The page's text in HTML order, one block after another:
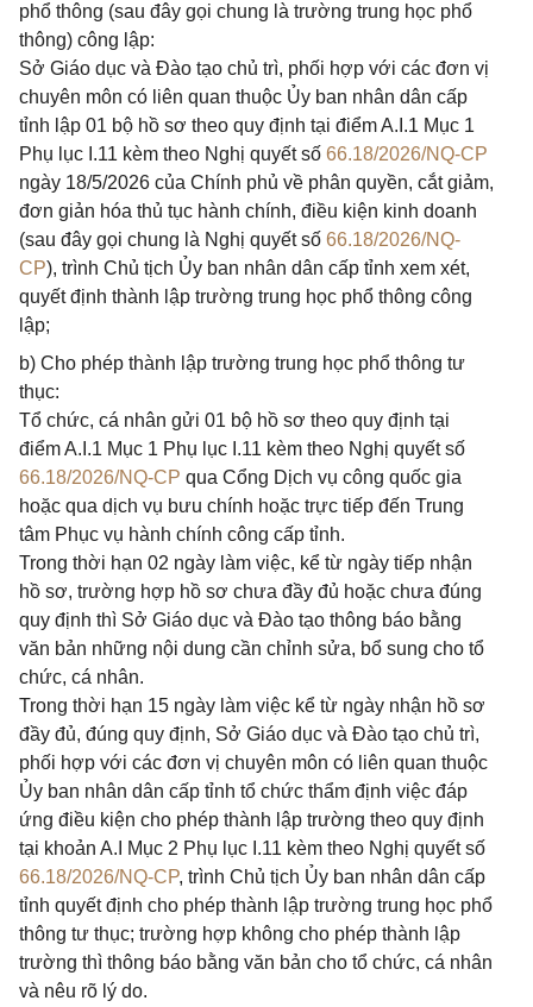
phổ thông (sau đây gọi chung là trường trung học phổ
thông) công lập:
Sở Giáo dục và Đào tạo chủ trì, phối hợp với các đơn vị
chuyên môn có liên quan thuộc Ủy ban nhân dân cấp
tỉnh lập 01 bộ hồ sơ theo quy định tại điểm A.I.1 Mục 1
Phụ lục I.11 kèm theo Nghị quyết số 66.18/2026/NQ-CP
ngày 18/5/2026 của Chính phủ về phân quyền, cắt giảm,
đơn giản hóa thủ tục hành chính, điều kiện kinh doanh
(sau đây gọi chung là Nghị quyết số 66.18/2026/NQ-
CP), trình Chủ tịch Ủy ban nhân dân cấp tỉnh xem xét,
quyết định thành lập trường trung học phổ thông công
lập;
b) Cho phép thành lập trường trung học phổ thông tư
thục:
Tổ chức, cá nhân gửi 01 bộ hồ sơ theo quy định tại
điểm A.I.1 Mục 1 Phụ lục I.11 kèm theo Nghị quyết số
66.18/2026/NQ-CP qua Cổng Dịch vụ công quốc gia
hoặc qua dịch vụ bưu chính hoặc trực tiếp đến Trung
tâm Phục vụ hành chính công cấp tỉnh.
Trong thời hạn 02 ngày làm việc, kể từ ngày tiếp nhận
hồ sơ, trường hợp hồ sơ chưa đầy đủ hoặc chưa đúng
quy định thì Sở Giáo dục và Đào tạo thông báo bằng
văn bản những nội dung cần chỉnh sửa, bổ sung cho tổ
chức, cá nhân.
Trong thời hạn 15 ngày làm việc kể từ ngày nhận hồ sơ
đầy đủ, đúng quy định, Sở Giáo dục và Đào tạo chủ trì,
phối hợp với các đơn vị chuyên môn có liên quan thuộc
Ủy ban nhân dân cấp tỉnh tổ chức thẩm định việc đáp
ứng điều kiện cho phép thành lập trường theo quy định
tại khoản A.I Mục 2 Phụ lục I.11 kèm theo Nghị quyết số
66.18/2026/NQ-CP, trình Chủ tịch Ủy ban nhân dân cấp
tỉnh quyết định cho phép thành lập trường trung học phổ
thông tư thục; trường hợp không cho phép thành lập
trường thì thông báo bằng văn bản cho tổ chức, cá nhân
và nêu rõ lý do.